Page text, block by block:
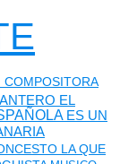
COMPOSITORA
EL
ES UN
LA QUE